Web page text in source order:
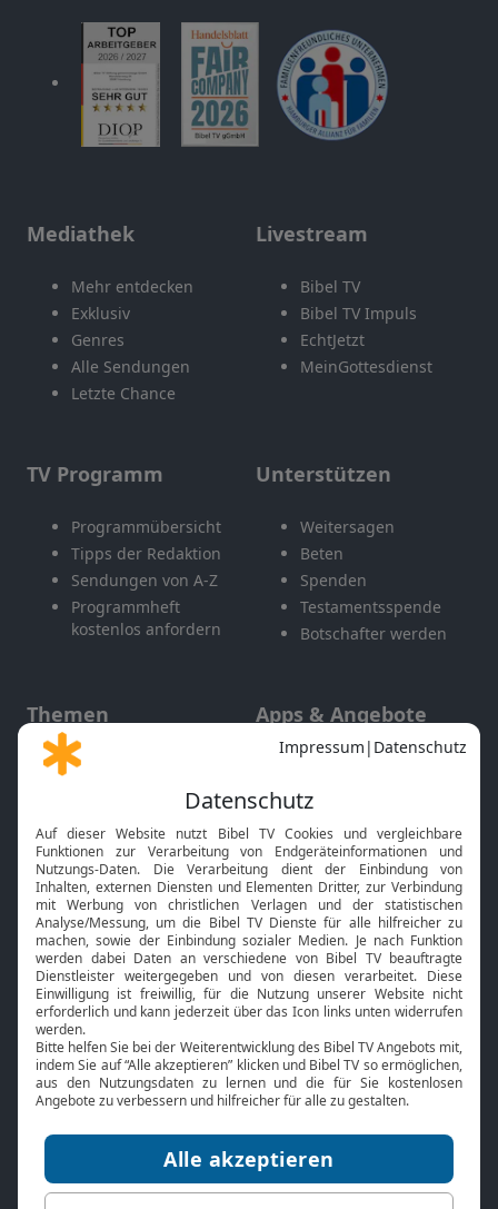
Mediathek
Mehr entdecken
Exklusiv
Genres
Alle Sendungen
Letzte Chance
Livestream
Bibel TV
Bibel TV Impuls
EchtJetzt
MeinGottesdienst
TV Programm
Programmübersicht
Tipps der Redaktion
Sendungen von A-Z
Programmheft
kostenlos anfordern
Unterstützen
Weitersagen
Beten
Spenden
Testamentsspende
Botschafter werden
Themen
Gott und Bibel erklärt
Neuigkeiten
Apps & Angebote
Mobile App
Smart TV
HbbTV
Bibelthek Online-Bibel
Nächster Gottesdienst
Bibel TV
Über uns
Jobs
Mediadaten
Service
Kontakt
TV-Empfang